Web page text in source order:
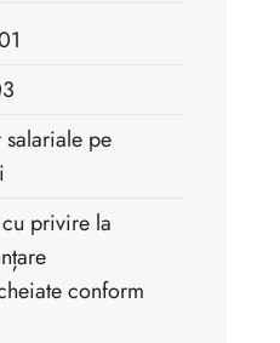
pe
cu privire la
conform